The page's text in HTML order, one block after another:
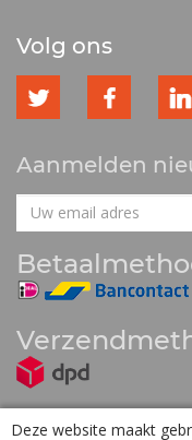
Deze website maakt
Volg ons
Aanmelden